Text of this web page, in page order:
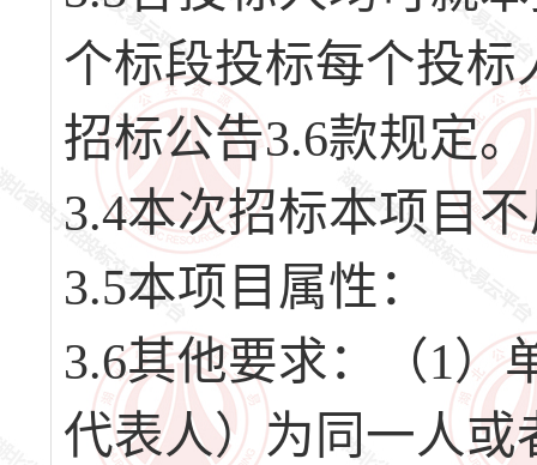
个标段投标每个投
招标公告3.6款规定。
3.4本次招标本项目
3.5本项目属性：
3.6其他要求：（1）
代表人）为同一人